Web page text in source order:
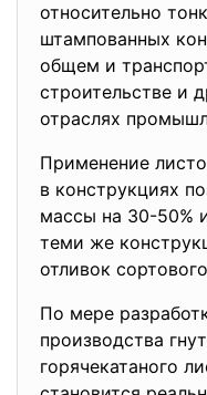
относительно
штампованных
общем и
строительстве и
отраслях
Применение
в конструкциях
массы на 30-50%
теми же
отливок
По мере
производства
горячекатаного